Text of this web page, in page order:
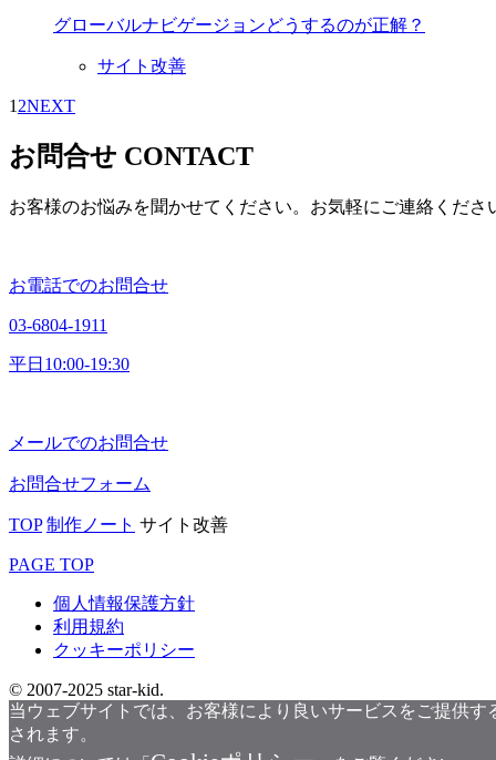
グローバルナビゲージョンどうするのが正解？
サイト改善
1 2NEXT
お問合せ CONTACT
お客様のお悩みを聞かせてください。お気軽にご連絡くださ
お電話でのお問合せ
03-6804-1911
平日10:00-19:30
メールでのお問合せ
お問合せフォーム
TOP 制作ノート サイト改善
PAGE TOP
個人情報保護方針
利用規約
クッキーポリシー
© 2007-2025 star-kid.
当ウェブサイトでは、お客様により良いサービスをご提供
されます。